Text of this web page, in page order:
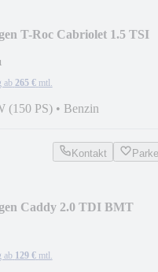
T-Roc Cabriolet 1.5 TSI
¹
ab 265 € mtl.
(150 PS) • Benzin
Kontakt
Caddy 2.0 TDI BMT
ab 129 € mtl.